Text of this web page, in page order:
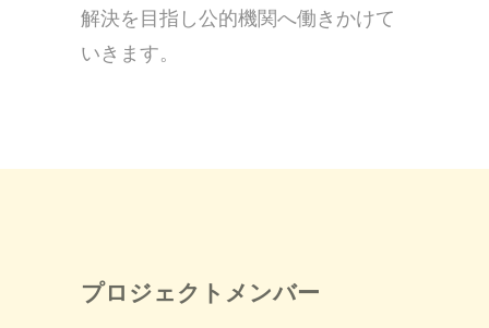
解決を目指し公的機関へ働きかけて
いきます。
プロジェクトメンバー